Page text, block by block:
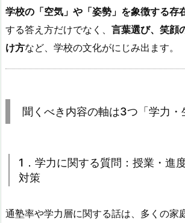
学校の「空気」や「姿勢」を象徴する存
する答え方だけでなく、 言葉選び、笑顔
け方など、学校の文化がにじみ出ます。
聞くべき内容の軸は3つ「学力・
1．学力に関する質問：授業・進
対策
通塾率や学力層に関する話は、多くの家